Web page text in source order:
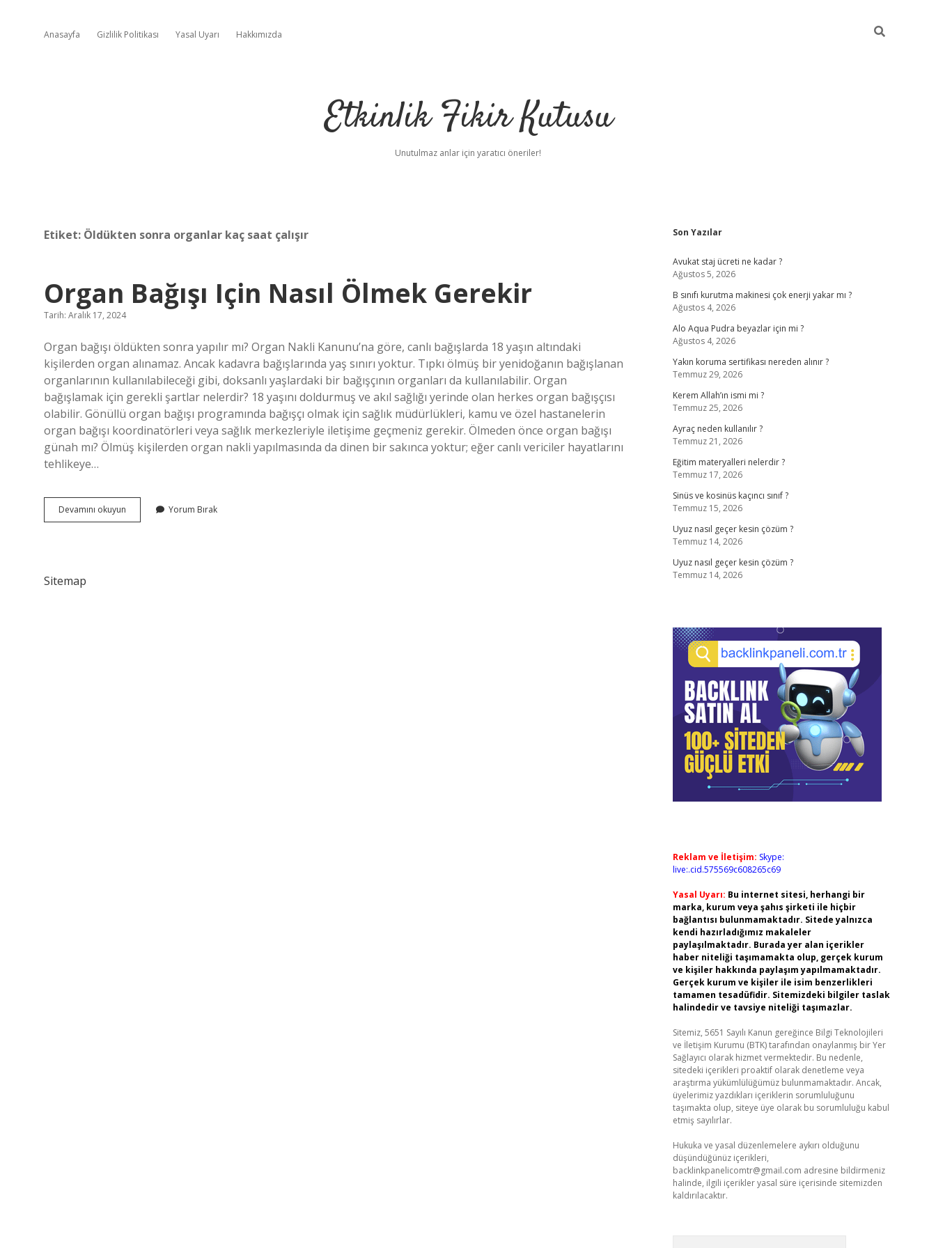
Anasayfa Gizlilik Politikası Yasal Uyarı Hakkımızda
Etkinlik Fikir Kutusu
Unutulmaz anlar için yaratıcı öneriler!
Etiket: Öldükten sonra organlar kaç saat çalışır
Organ Bağışı Için Nasıl Ölmek Gerekir
Tarih: Aralık 17, 2024
Organ bağışı öldükten sonra yapılır mı? Organ Nakli Kanunu’na göre, canlı bağışlarda 18 yaşın altındaki
kişilerden organ alınamaz. Ancak kadavra bağışlarında yaş sınırı yoktur. Tıpkı ölmüş bir yenidoğanın bağışlanan
organlarının kullanılabileceği gibi, doksanlı yaşlardaki bir bağışçının organları da kullanılabilir. Organ
bağışlamak için gerekli şartlar nelerdir? 18 yaşını doldurmuş ve akıl sağlığı yerinde olan herkes organ bağışçısı
olabilir. Gönüllü organ bağışı programında bağışçı olmak için sağlık müdürlükleri, kamu ve özel hastanelerin
organ bağışı koordinatörleri veya sağlık merkezleriyle iletişime geçmeniz gerekir. Ölmeden önce organ bağışı
günah mı? Ölmüş kişilerden organ nakli yapılmasında da dinen bir sakınca yoktur; eğer canlı vericiler hayatlarını
tehlikeye…
Devamını okuyun
Bağışı
Yorum Bırak
Sitemap
Sidebar
Son Yazılar
Avukat staj ücreti ne kadar ?
Ağustos 5, 2026
B sınıfı kurutma makinesi çok enerji yakar mı ?
Ağustos 4, 2026
Alo Aqua Pudra beyazlar için mi ?
Ağustos 4, 2026
Yakın koruma sertifikası nereden alınır ?
Temmuz 29, 2026
Kerem Allah’ın ismi mi ?
Temmuz 25, 2026
Ayraç neden kullanılır ?
Temmuz 21, 2026
Eğitim materyalleri nelerdir ?
Temmuz 17, 2026
Sinüs ve kosinüs kaçıncı sınıf ?
Temmuz 15, 2026
Uyuz nasıl geçer kesin çözüm ?
Temmuz 14, 2026
Uyuz nasıl geçer kesin çözüm ?
Temmuz 14, 2026
Reklam ve İletişim: Skype:
live:.cid.575569c608265c69
Yasal Uyarı: Bu internet sitesi, herhangi bir
marka, kurum veya şahıs şirketi ile hiçbir
bağlantısı bulunmamaktadır. Sitede yalnızca
kendi hazırladığımız makaleler
paylaşılmaktadır. Burada yer alan içerikler
haber niteliği taşımamakta olup, gerçek kurum
ve kişiler hakkında paylaşım yapılmamaktadır.
Gerçek kurum ve kişiler ile isim benzerlikleri
tamamen tesadüfidir. Sitemizdeki bilgiler taslak
halindedir ve tavsiye niteliği taşımazlar.
Sitemiz, 5651 Sayılı Kanun gereğince Bilgi Teknolojileri
ve İletişim Kurumu (BTK) tarafından onaylanmış bir Yer
Sağlayıcı olarak hizmet vermektedir. Bu nedenle,
sitedeki içerikleri proaktif olarak denetleme veya
araştırma yükümlülüğümüz bulunmamaktadır. Ancak,
üyelerimiz yazdıkları içeriklerin sorumluluğunu
taşımakta olup, siteye üye olarak bu sorumluluğu kabul
etmiş sayılırlar.
Hukuka ve yasal düzenlemelere aykırı olduğunu
düşündüğünüz içerikleri,
backlinkpanelicomtr@gmail.com adresine bildirmeniz
halinde, ilgili içerikler yasal süre içerisinde sitemizden
kaldırılacaktır.